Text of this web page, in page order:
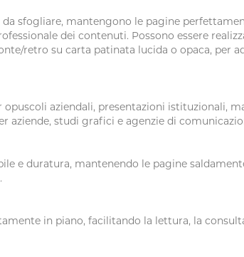
sfogliare, mantengono le pagine
dei contenuti. Possono essere
retro su carta patinata lucida o opaca, per
aziendali, presentazioni istituzionali,
studi grafici e agenzie di
e duratura, mantenendo le pagine
in piano, facilitando la lettura, la